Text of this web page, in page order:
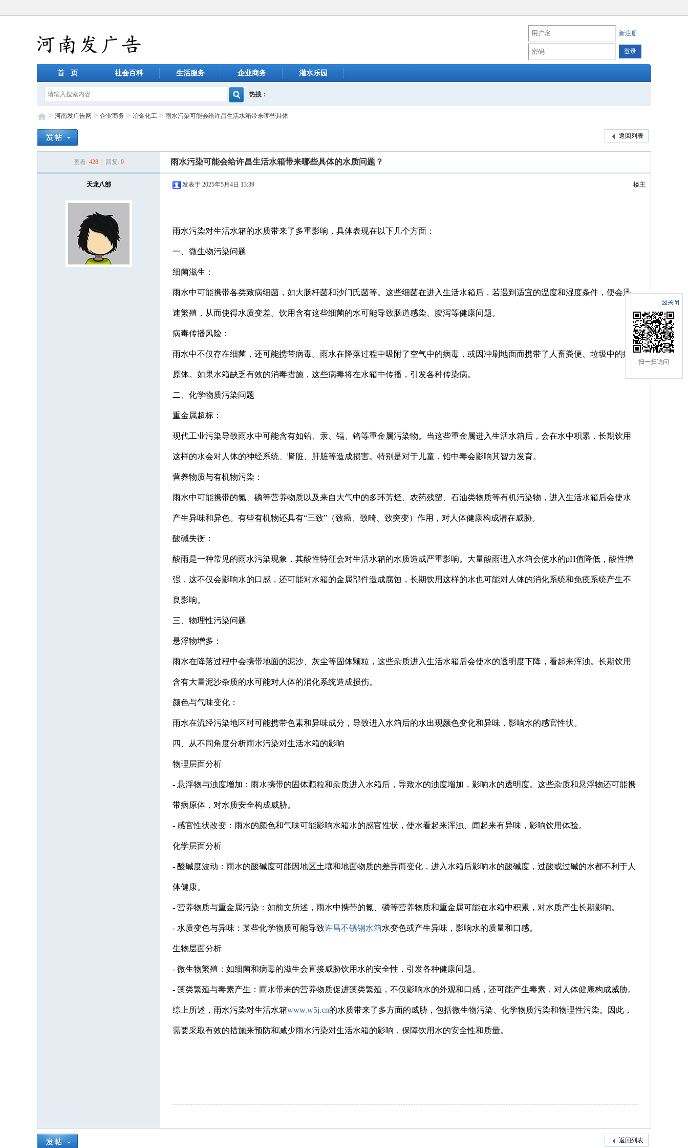
新注册
首 页 社会百科 生活服务 企业商务 灌水乐园
热搜：
> 河南发广告网 > 企业商务 > 冶金化工 > 雨水污染可能会给许昌生活水箱带来哪些具体
返回列表
查看: 428| 回复: 0
天龙八部
雨水污染可能会给许昌生活水箱带来哪些具体的水质问题？
楼主
发表于 2025年5月4日 13:39
雨水污染对生活水箱的水质带来了多重影响，具体表现在以下几个方面：
一、微生物污染问题
细菌滋生：
雨水中可能携带各类致病细菌，如大肠杆菌和沙门氏菌等。这些细菌在进入生活水箱后，若遇到适宜的温度和湿度条件，便会迅
速繁殖，从而使得水质变差。饮用含有这些细菌的水可能导致肠道感染、腹泻等健康问题。
病毒传播风险：
雨水中不仅存在细菌，还可能携带病毒。雨水在降落过程中吸附了空气中的病毒，或因冲刷地面而携带了人畜粪便、垃圾中的病
原体。如果水箱缺乏有效的消毒措施，这些病毒将在水箱中传播，引发各种传染病。
二、化学物质污染问题
重金属超标：
现代工业污染导致雨水中可能含有如铅、汞、镉、铬等重金属污染物。当这些重金属进入生活水箱后，会在水中积累，长期饮用
这样的水会对人体的神经系统、肾脏、肝脏等造成损害。特别是对于儿童，铅中毒会影响其智力发育。
营养物质与有机物污染：
雨水中可能携带的氮、磷等营养物质以及来自大气中的多环芳烃、农药残留、石油类物质等有机污染物，进入生活水箱后会使水
产生异味和异色。有些有机物还具有“三致”（致癌、致畸、致突变）作用，对人体健康构成潜在威胁。
酸碱失衡：
酸雨是一种常见的雨水污染现象，其酸性特征会对生活水箱的水质造成严重影响。大量酸雨进入水箱会使水的pH值降低，酸性增
强，这不仅会影响水的口感，还可能对水箱的金属部件造成腐蚀，长期饮用这样的水也可能对人体的消化系统和免疫系统产生不
良影响。
三、物理性污染问题
悬浮物增多：
雨水在降落过程中会携带地面的泥沙、灰尘等固体颗粒，这些杂质进入生活水箱后会使水的透明度下降，看起来浑浊。长期饮用
含有大量泥沙杂质的水可能对人体的消化系统造成损伤。
颜色与气味变化：
雨水在流经污染地区时可能携带色素和异味成分，导致进入水箱后的水出现颜色变化和异味，影响水的感官性状。
四、从不同角度分析雨水污染对生活水箱的影响
物理层面分析
- 悬浮物与浊度增加：雨水携带的固体颗粒和杂质进入水箱后，导致水的浊度增加，影响水的透明度。这些杂质和悬浮物还可能携
带病原体，对水质安全构成威胁。
- 感官性状改变：雨水的颜色和气味可能影响水箱水的感官性状，使水看起来浑浊、闻起来有异味，影响饮用体验。
化学层面分析
- 酸碱度波动：雨水的酸碱度可能因地区土壤和地面物质的差异而变化，进入水箱后影响水的酸碱度，过酸或过碱的水都不利于人
体健康。
- 营养物质与重金属污染：如前文所述，雨水中携带的氮、磷等营养物质和重金属可能在水箱中积累，对水质产生长期影响。
- 水质变色与异味：某些化学物质可能导致许昌不锈钢水箱水变色或产生异味，影响水的质量和口感。
生物层面分析
- 微生物繁殖：如细菌和病毒的滋生会直接威胁饮用水的安全性，引发各种健康问题。
- 藻类繁殖与毒素产生：雨水带来的营养物质促进藻类繁殖，不仅影响水的外观和口感，还可能产生毒素，对人体健康构成威胁。
综上所述，雨水污染对生活水箱www.w5j.cn的水质带来了多方面的威胁，包括微生物污染、化学物质污染和物理性污染。因此，
需要采取有效的措施来预防和减少雨水污染对生活水箱的影响，保障饮用水的安全性和质量。
返回列表
扫一扫访问